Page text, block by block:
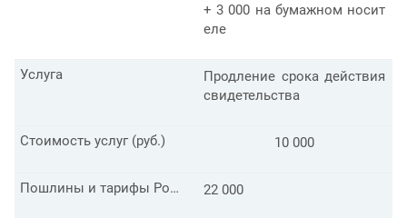
+ 3 000 на бумажном носит
еле
Продление срока действия
свидетельства
Услуга
10 000
Стоимость услуг (руб.)
22 000
Пошлины и тарифы Роспатента для заявителя РФ (руб.)